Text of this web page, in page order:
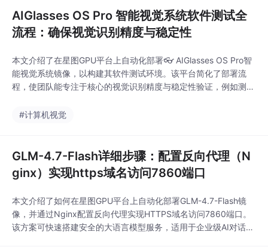
n平台提供的用量看板与账单功能，正是为了解决这一问题。它能
够将分散的调用记录聚
AIGlasses OS Pro 智能视觉系统软件测试全
流程：确保视觉识别精度与稳定性
本文介绍了在星图GPU平台上自动化部署👓 AIGlasses OS Pro智
能视觉系统镜像，以构建其软件测试环境。该平台简化了部署流
程，使团队能专注于核心的视觉识别精度与稳定性验证，例如测试
#计算机视觉
GLM-4.7-Flash详细步骤：配置反向代理（N
ginx）实现https域名访问7860端口
本文介绍了如何在星图GPU平台上自动化部署GLM-4.7-Flash镜
像，并通过Nginx配置反向代理实现HTTPS域名访问7860端口。
该方案可快速搭建安全的大语言模型服务，适用于企业级AI对话系